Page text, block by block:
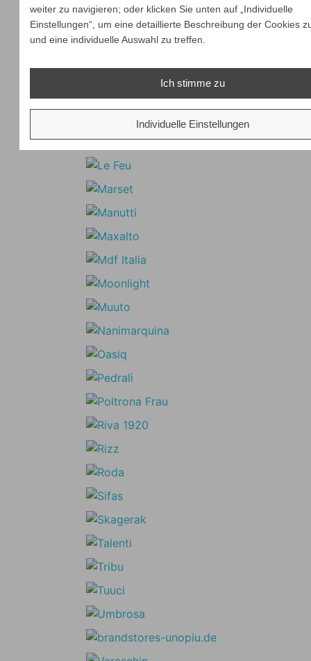
weiter zu navigieren; oder klicken Sie unten auf „Individuelle
Einstellungen“, um eine detaillierte Beschreibung der Cookies
und eine individuelle Auswahl zu treffen.
Ich stimme zu
Individuelle Einstellungen